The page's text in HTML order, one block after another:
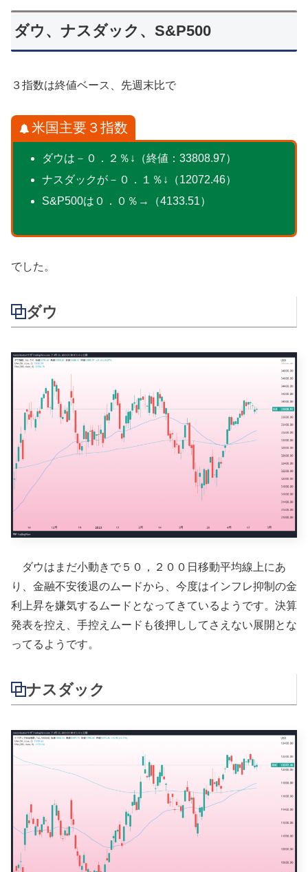
ダウ、ナスダック、S&P500
３指数は終値ベース、先週末比で
米国主要３指数
ダウは－０．２％↓（終値：33808.97）
ナスダックが－０．１％↓（12072.46）
S&P500は０．０％→（4133.51）
でした。
ダウ
ダウはまだ小動きで５０，２００日移動平均線上にあ
り、金融不安後退のムードから、今度はインフレ抑制の金
利上昇を嫌気するムードとなってきているようです。決算
発表を控え、手控えムードも後押ししてさえない展開とな
ってるようです。
ナスダック